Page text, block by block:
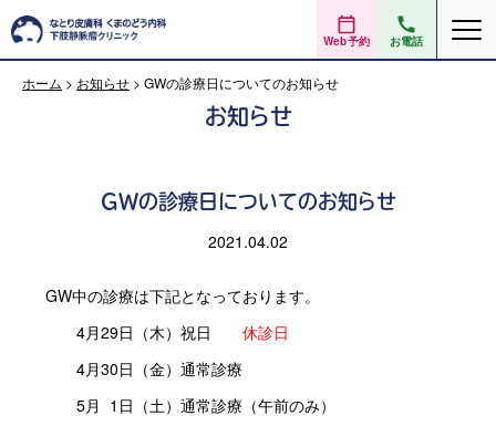
Web予約 お電話
ホーム > お知らせ > GWの診療日についてのお知らせ
お知らせ
GWの診療日についてのお知らせ
2021.04.02
GW中の診療は下記となっております。
4月29日（木）祝日 休診日
4月30日（金）通常診療
5月 1日（土）通常診療（午前のみ）